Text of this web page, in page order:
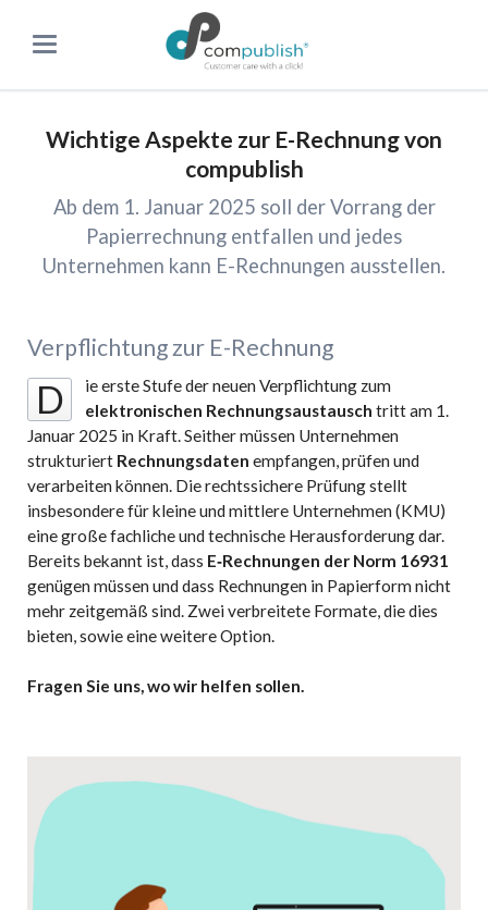
Wichtige Aspekte zur E-Rechnung von
compublish
Ab dem 1. Januar 2025 soll der Vorrang der
Papierrechnung entfallen und jedes
Unternehmen kann E-Rechnungen ausstellen.
Verpflichtung zur E-Rechnung
D ieersteStufederneuenVerpflichtung zum
elektronischen Rechnungsaustausch trittam 1.
Januar 2025 in Kraft.Seithermüssen Unternehmen
strukturiert Rechnungsdaten empfangen,prüfenund
verarbeitenkönnen. Dierechtssichere Prüfungstellt
insbesonderefürkleineundmittlere Unternehmen(KMU)
einegroßefachlicheundtechnische Herausforderungdar.
Bereits bekannt ist,dass E‑Rechnungen der Norm 16931
genügenmüssenunddass Rechnungen in Papierformnicht
mehr zeitgemäß sind. Zweiverbreitete Formate,diedies
bieten,sowieeineweitereOption.
Fragen Sie uns, wo wir helfen sollen.